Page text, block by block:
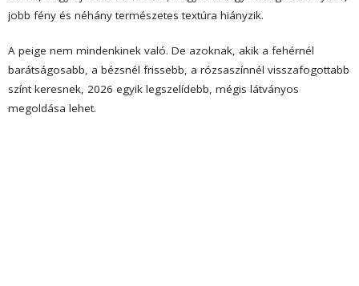
jobb fény és néhány természetes textúra hiányzik.
A peige nem mindenkinek való. De azoknak, akik a fehérnél
barátságosabb, a bézsnél frissebb, a rózsaszínnél visszafogottabb
színt keresnek, 2026 egyik legszelídebb, mégis látványos
megoldása lehet.